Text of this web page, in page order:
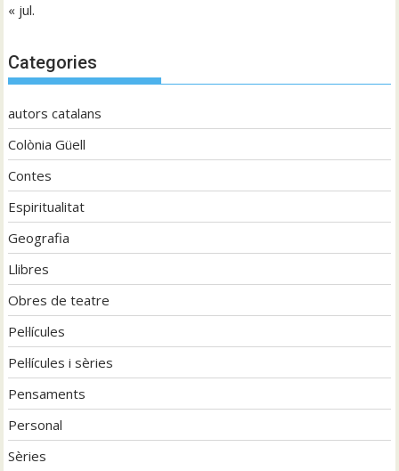
« jul.
Categories
autors catalans
Colònia Güell
Contes
Espiritualitat
Geografia
Llibres
Obres de teatre
Pel·lícules
Pel·lícules i sèries
Pensaments
Personal
Sèries